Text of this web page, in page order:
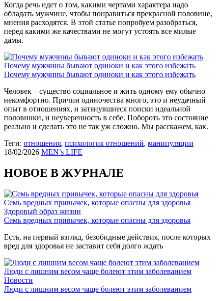
Когда речь идет о том, какими чертами характера надо
обладать мужчине, чтобы понравиться прекрасной половине,
мнения расходятся. В этой статье попробуем разобраться,
перед какими же качествами не могут устоять все милые
дамы.
Почему мужчины бывают одиноки и как этого избежать
Почему мужчины бывают одиноки и как этого избежать
Человек – существо социальное и жить одному ему обычно
некомфортно. Причин одиночества много, это и неудачный
опыт в отношениях, и затянувшиеся поиски идеальной
половинки, и неуверенность в себе. Побороть это состояние
реально и сделать это не так уж сложно. Мы расскажем, как.
Теги: отношения, психология отношений, манипуляции
18/02/2026 MEN’s LIFE
НОВОЕ В ЖУРНАЛЕ
Семь вредных привычек, которые опасны для здоровья
Здоровый образ жизни
Семь вредных привычек, которые опасны для здоровья
Есть, на первый взгляд, безобидные действия, после которых
вред для здоровья не заставит себя долго ждать
Люди с лишним весом чаще болеют этим заболеванием
Новости
Люди с лишним весом чаще болеют этим заболеванием